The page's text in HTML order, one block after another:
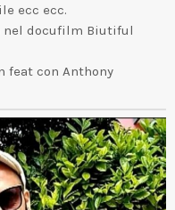
ecc ecc.
nel docufilm Biutiful
feat con Anthony